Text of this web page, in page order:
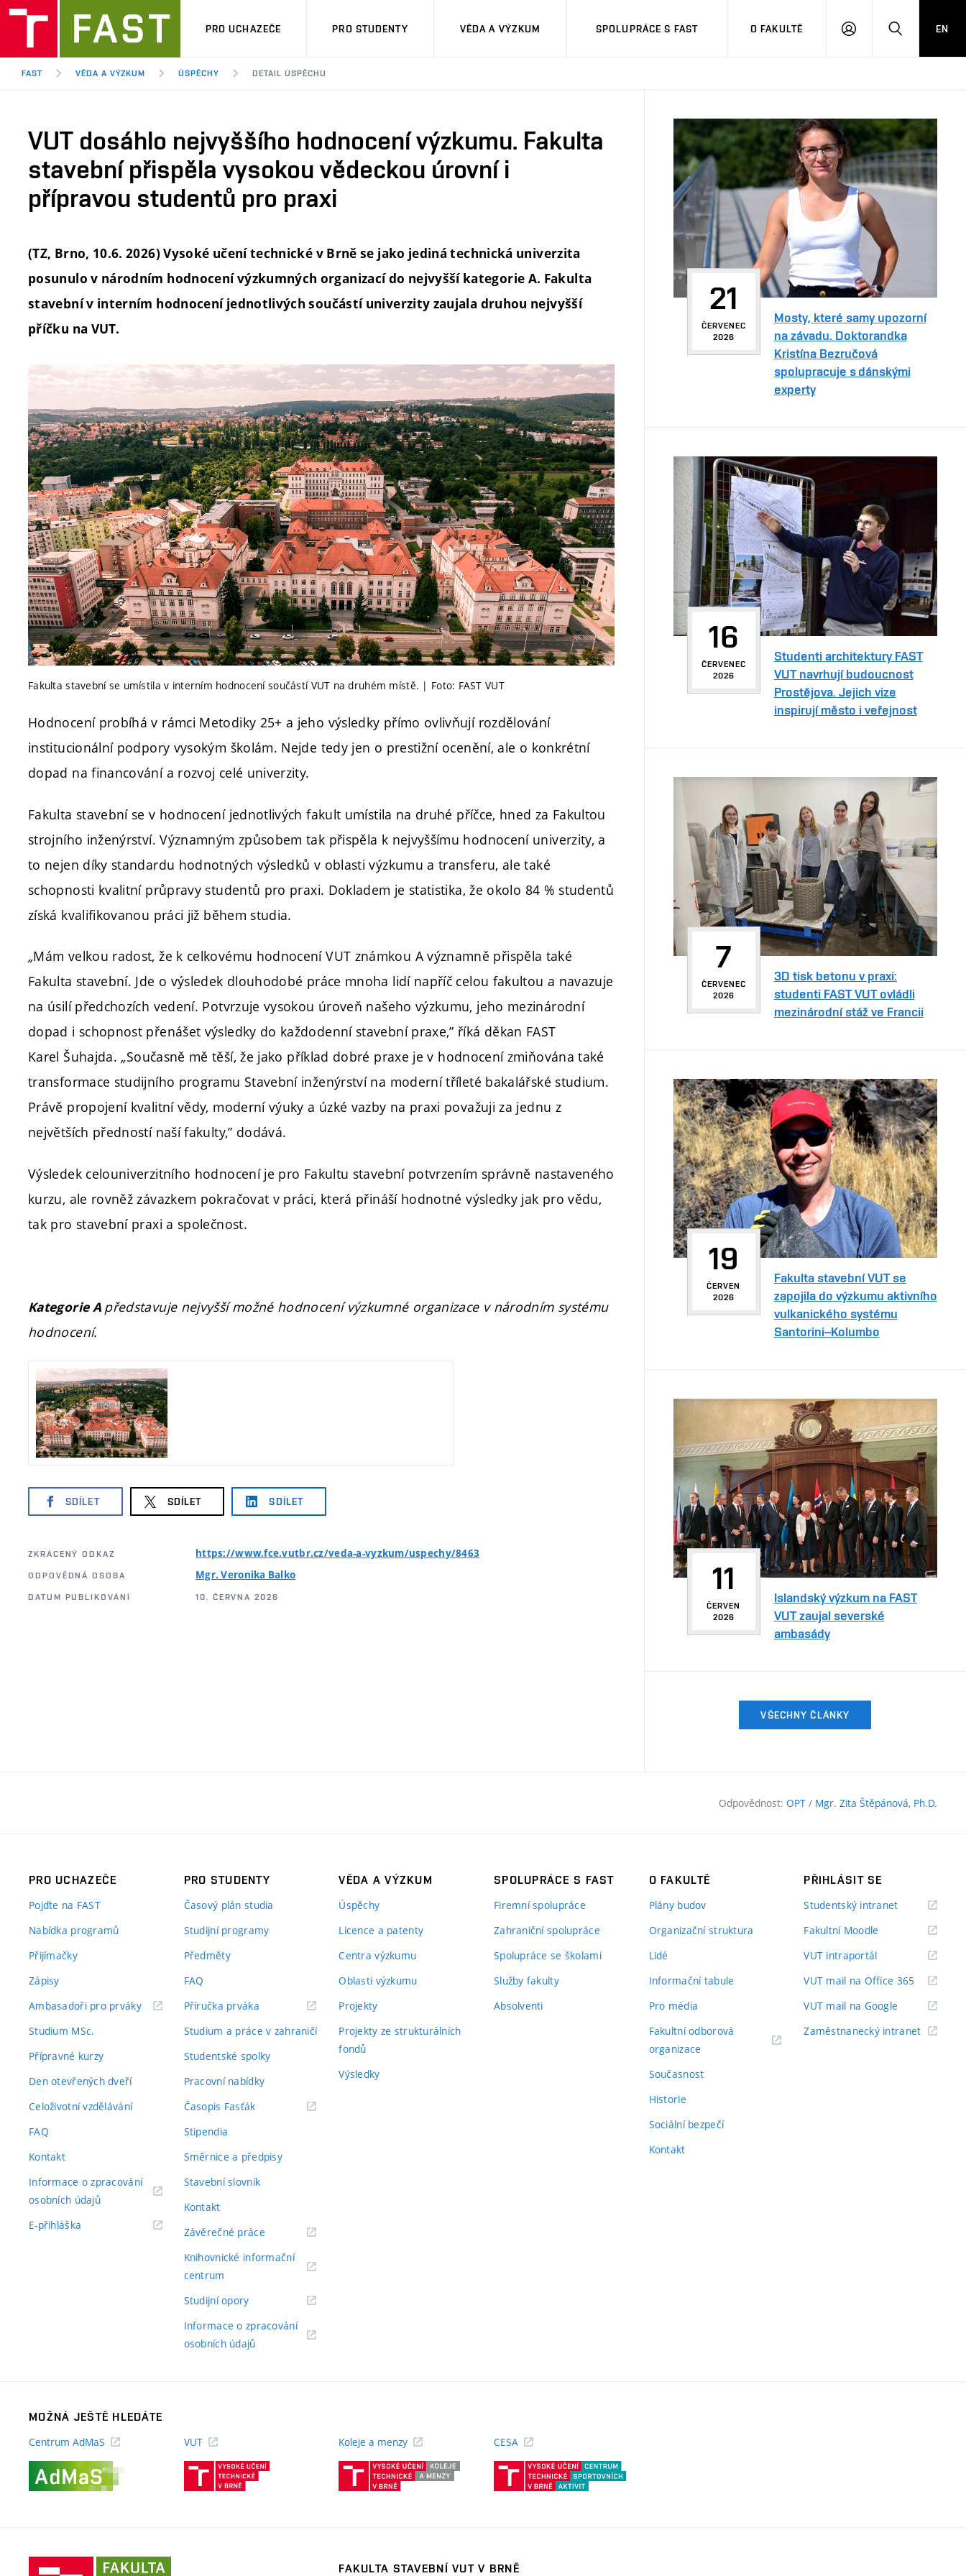
PRO UCHAZEČE PRO STUDENTY VĚDA A VÝZKUM SPOLUPRÁCE S FAST O FAKULTĚ
PŘIHLÁSITHLEDAT
EN
FAST VĚDA A VÝZKUM ÚSPĚCHY DETAIL ÚSPĚCHU
VUT dosáhlo nejvyššího hodnocení výzkumu. Fakulta
stavební přispěla vysokou vědeckou úrovní i
přípravou studentů pro praxi
(TZ, Brno, 10.6. 2026) Vysoké učení technické v Brně se jako jediná technická univerzita
posunulo v národním hodnocení výzkumných organizací do nejvyšší kategorie A. Fakulta
stavební v interním hodnocení jednotlivých součástí univerzity zaujala druhou nejvyšší
příčku na VUT.
Fakulta stavební se umístila v interním hodnocení součástí VUT na druhém místě. | Foto: FAST VUT
Hodnocení probíhá v rámci Metodiky 25+ a jeho výsledky přímo ovlivňují rozdělování
institucionální podpory vysokým školám. Nejde tedy jen o prestižní ocenění, ale o konkrétní
dopad na financování a rozvoj celé univerzity.
Fakulta stavební se v hodnocení jednotlivých fakult umístila na druhé příčce, hned za Fakultou
strojního inženýrství. Významným způsobem tak přispěla k nejvyššímu hodnocení univerzity, a
to nejen díky standardu hodnotných výsledků v oblasti výzkumu a transferu, ale také
schopnosti kvalitní průpravy studentů pro praxi. Dokladem je statistika, že okolo 84 % studentů
získá kvalifikovanou práci již během studia.
„Mám velkou radost, že k celkovému hodnocení VUT známkou A významně přispěla také
Fakulta stavební. Jde o výsledek dlouhodobé práce mnoha lidí napříč celou fakultou a navazuje
na úsilí předchozích vedení. Potvrzuje vysokou úroveň našeho výzkumu, jeho mezinárodní
dopad i schopnost přenášet výsledky do každodenní stavební praxe,” říká děkan FAST
Karel Šuhajda. „Současně mě těší, že jako příklad dobré praxe je v hodnocení zmiňována také
transformace studijního programu Stavební inženýrství na moderní tříleté bakalářské studium.
Právě propojení kvalitní vědy, moderní výuky a úzké vazby na praxi považuji za jednu z
největších předností naší fakulty,” dodává.
Výsledek celouniverzitního hodnocení je pro Fakultu stavební potvrzením správně nastaveného
kurzu, ale rovněž závazkem pokračovat v práci, která přináší hodnotné výsledky jak pro vědu,
tak pro stavební praxi a společnost.
Kategorie A představuje nejvyšší možné hodnocení výzkumné organizace v národním systému
hodnocení.
SDÍLET SDÍLET SDÍLET
ZKRÁCENÝ ODKAZ https://www.fce.vutbr.cz/veda-a-vyzkum/uspechy/8463
ODPOVĚDNÁ OSOBA Mgr. Veronika Balko
DATUM PUBLIKOVÁNÍ 10. ČERVNA 2026
21
ČERVENEC
2026
Mosty, které samy upozorní
na závadu. Doktorandka
Kristína Bezručová
spolupracuje s dánskými
experty
16
ČERVENEC
2026
Studenti architektury FAST
VUT navrhují budoucnost
Prostějova. Jejich vize
inspirují město i veřejnost
7
ČERVENEC
2026
3D tisk betonu v praxi:
studenti FAST VUT ovládli
mezinárodní stáž ve Francii
19
ČERVEN
2026
Fakulta stavební VUT se
zapojila do výzkumu aktivního
vulkanického systému
Santorini–Kolumbo
11
ČERVEN
2026
Islandský výzkum na FAST
VUT zaujal severské
ambasády
VŠECHNY ČLÁNKY
Odpovědnost: OPT / Mgr. Zita Štěpánová, Ph.D.
PRO UCHAZEČE
Pojďte na FAST
Nabídka programů
Přijímačky
Zápisy
Ambasadoři pro prváky(externí
Studium MSc.
Přípravné kurzy
Den otevřených dveří
Celoživotní vzdělávání
FAQ
Kontakt
Informace o zpracování
osobních údajů(externí
E-přihláška
PRO STUDENTY
Časový plán studia
Studijní programy
Předměty
FAQ
Příručka prváka(externí
Studium a práce v zahraničí
Studentské spolky
Pracovní nabídky
Časopis Fasťák(externí
Stipendia
Směrnice a předpisy
Stavební slovník
Kontakt
Závěrečné práce(externí
Knihovnické informační
centrum
Studijní opory(externí
Informace o zpracování
osobních údajů(externí
VĚDA A VÝZKUM
Úspěchy
Licence a patenty
Centra výzkumu
Oblasti výzkumu
Projekty
Projekty ze strukturálních
fondů
Výsledky
SPOLUPRÁCE S FAST
Firemní spolupráce
Zahraniční spolupráce
Spolupráce se školami
Služby fakulty
Absolventi
O FAKULTĚ
Plány budov
Organizační struktura
Lidé
Informační tabule
Pro média
Fakultní odborová
organizace
Současnost
Historie
Sociální bezpečí
Kontakt
PŘIHLÁSIT SE
Studentský intranet(externí
Fakultní Moodle
VUT intraportál(externí
VUT mail na Office 365 (externí
odkaz)
VUT mail na Google (externí
Zaměstnanecký intranet(externí
MOŽNÁ JEŠTĚ HLEDÁTE
Centrum AdMaS
VUT
(externí
Koleje a menzy
(externí
CESA
FAKULTA STAVEBNÍ VUT V BRNĚ